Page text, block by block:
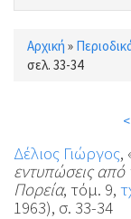
Είστε εδώ
Αρχική »
σελ. 33-34
Δέλιος Γιώργος,
εντυπώσεις από
Πορεία, τόμ. 9,
1963), σ. 33-34